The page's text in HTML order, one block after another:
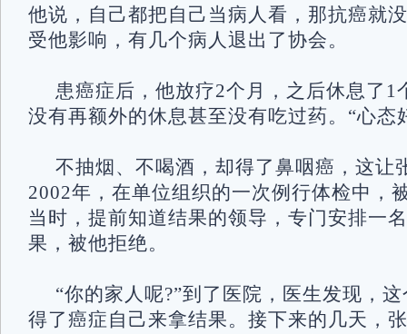
他说，自己都把自己当病人看，那抗癌就
受他影响，有几个病人退出了协会。
患癌症后，他放疗2个月，之后休息了1
没有再额外的休息甚至没有吃过药。“心态
不抽烟、不喝酒，却得了鼻咽癌，这让
2002年，在单位组织的一次例行体检中，
当时，提前知道结果的领导，专门安排一
果，被他拒绝。
“你的家人呢?”到了医院，医生发现，
得了癌症自己来拿结果。接下来的几天，